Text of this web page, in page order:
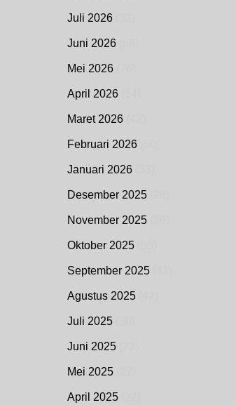
Juli 2026
Juni 2026
Mei 2026
April 2026
Maret 2026
Februari 2026
Januari 2026
Desember 2025
November 2025
Oktober 2025
September 2025
Agustus 2025
Juli 2025
Juni 2025
Mei 2025
April 2025